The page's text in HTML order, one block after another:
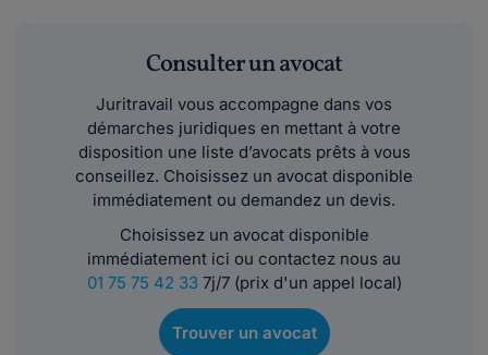
Consulter un avocat
Juritravail vous accompagne dans vos
démarches juridiques en mettant à votre
disposition une liste d’avocats prêts à vous
conseillez. Choisissez un avocat disponible
immédiatement ou demandez un devis.
Choisissez un avocat disponible
immédiatement ici ou contactez nous au
01 75 75 42 337j/7 (prix d'un appel local)
Trouver un avocat